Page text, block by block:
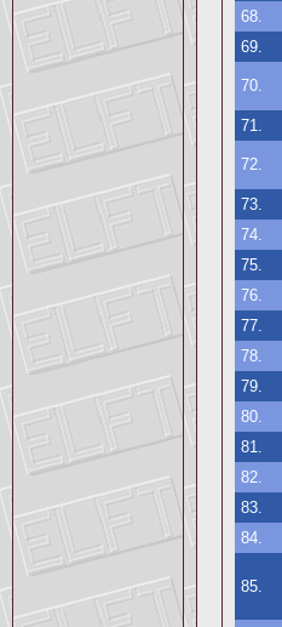
68.
69.
70.
71.
72.
73.
74.
75.
76.
77.
78.
79.
80.
81.
82.
83.
84.
85.